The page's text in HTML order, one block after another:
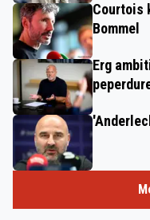
Courtois
Bommel
Erg